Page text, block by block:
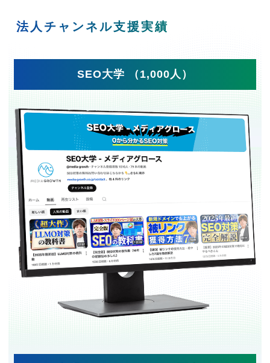
法人チャンネル支援実績
SEO大学 （1,000人）